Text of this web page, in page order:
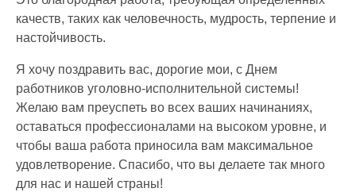
качеств, таких как человечность, мудрость, терпение и
настойчивость.
Я хочу поздравить вас, дорогие мои, с Днем
работников уголовно-исполнительной системы!
Желаю вам преуспеть во всех ваших начинаниях,
оставаться профессионалами на высоком уровне, и
чтобы ваша работа приносила вам максимальное
удовлетворение. Спасибо, что вы делаете так много
для нас и нашей страны!